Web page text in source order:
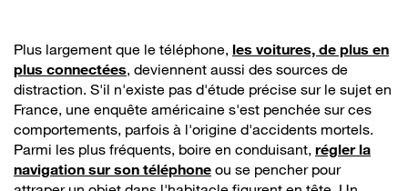
Plus largement que le téléphone, les voitures, de plus en
plus connectées, deviennent aussi des sources de
distraction. S'il n'existe pas d'étude précise sur le sujet en
France, une enquête américaine s'est penchée sur ces
comportements, parfois à l'origine d'accidents mortels.
Parmi les plus fréquents, boire en conduisant, régler la
navigation sur son téléphone ou se pencher pour